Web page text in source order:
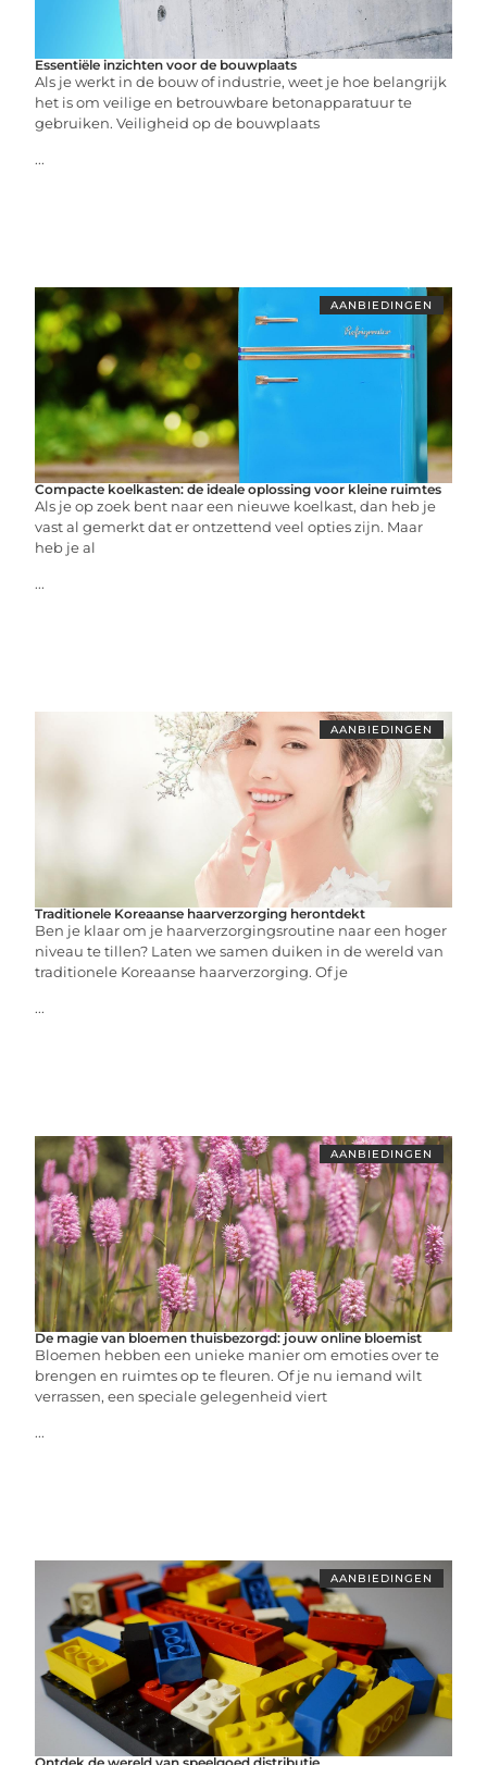
Essentiële inzichten voor de bouwplaats
Als je werkt in de bouw of industrie, weet je hoe belangrijk
het is om veilige en betrouwbare betonapparatuur te
gebruiken. Veiligheid op de bouwplaats
...
AANBIEDINGEN
Compacte koelkasten: de ideale oplossing voor kleine ruimtes
Als je op zoek bent naar een nieuwe koelkast, dan heb je
vast al gemerkt dat er ontzettend veel opties zijn. Maar
heb je al
...
AANBIEDINGEN
Traditionele Koreaanse haarverzorging herontdekt
Ben je klaar om je haarverzorgingsroutine naar een hoger
niveau te tillen? Laten we samen duiken in de wereld van
traditionele Koreaanse haarverzorging. Of je
...
AANBIEDINGEN
De magie van bloemen thuisbezorgd: jouw online bloemist
Bloemen hebben een unieke manier om emoties over te
brengen en ruimtes op te fleuren. Of je nu iemand wilt
verrassen, een speciale gelegenheid viert
...
AANBIEDINGEN
Ontdek de wereld van speelgoed distributie